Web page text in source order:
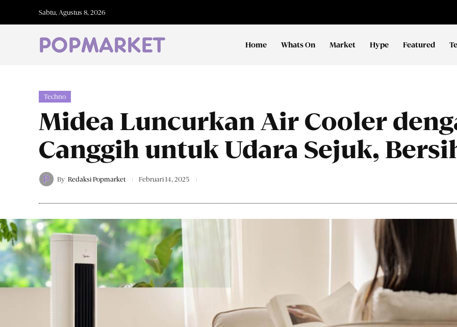
Sabtu, Agustus 8, 2026
Home Whats On Market Hype Featured
Techno
Midea Luncurkan Air Cooler
Canggih untuk Udara Sejuk,
By Redaksi Popmarket Februari 14, 2025